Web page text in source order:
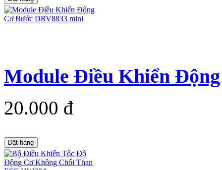
Module Điều Khiển
20.000 đ
Đặt hàng